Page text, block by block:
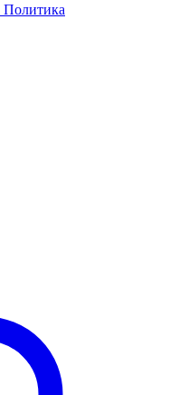
Политика